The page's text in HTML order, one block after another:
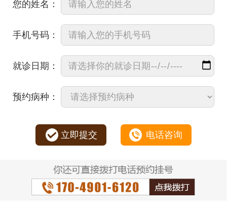
您的姓名：
手机号码：
就诊日期：
预约病种：
立即提交 电话咨询